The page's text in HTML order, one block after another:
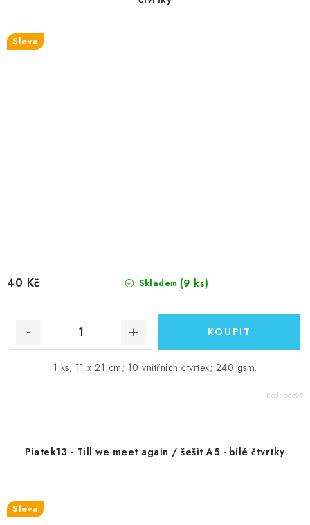
Sleva
Skladem (9 ks)
40 Kč
1 ks; 11 x 21 cm; 10 vnitřních čtvrtek; 240 gsm.
Kód: 86695
Piatek13 - Till we meet again / šešit A5 - bílé čtvrtky
Sleva